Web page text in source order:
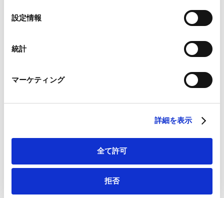
Google Analytics利用規約（
Marketo
外部サイト）
LinkedIn プライバシーポリシー（
HubSpot プライバシーポリシー（外部サイト）
設定情報
統計
マーケティング
詳細を表示
全て許可
拒否
メトロ「Châtelet」駅より徒歩２分、RER「Châtelet-
パリ＝オルリー空港からタクシーで約30分、パリ＝シャ
PROFESSIONALS
豊田
Manami Toyota Sirvent